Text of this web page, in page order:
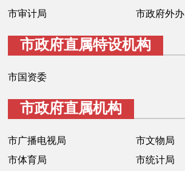
市审计局
市政府外办
市政府直属特设机构
市国资委
市政府直属机构
市广播电视局
市文物局
市体育局
市统计局